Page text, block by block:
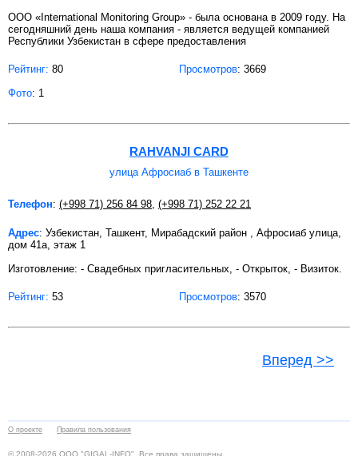
ООО «International Monitoring Group» - была основана в 2009 году. На
сегодняшний день наша компания - является ведущей компанией
Республики Узбекистан в сфере предоставления
Рейтинг: 80 Просмотров: 3669
Фото: 1
RAHVANJI CARD
улица Афросиаб в Ташкенте
Телефон: (+998 71) 256 84 98 (+998 71) 252 22 21
Адрес: Узбекистан, Ташкент, Мирабадский район , Афросиаб улица,
дом 41а, этаж 1
Изготовление: - Свадебных пригласительных, - Открыток, - Визиток.
Рейтинг: 53 Просмотров: 3570
Вперед >>
О проекте Правила пользования
© 2008-2026 ООО "GIGAL-INFO". Все права защищены.